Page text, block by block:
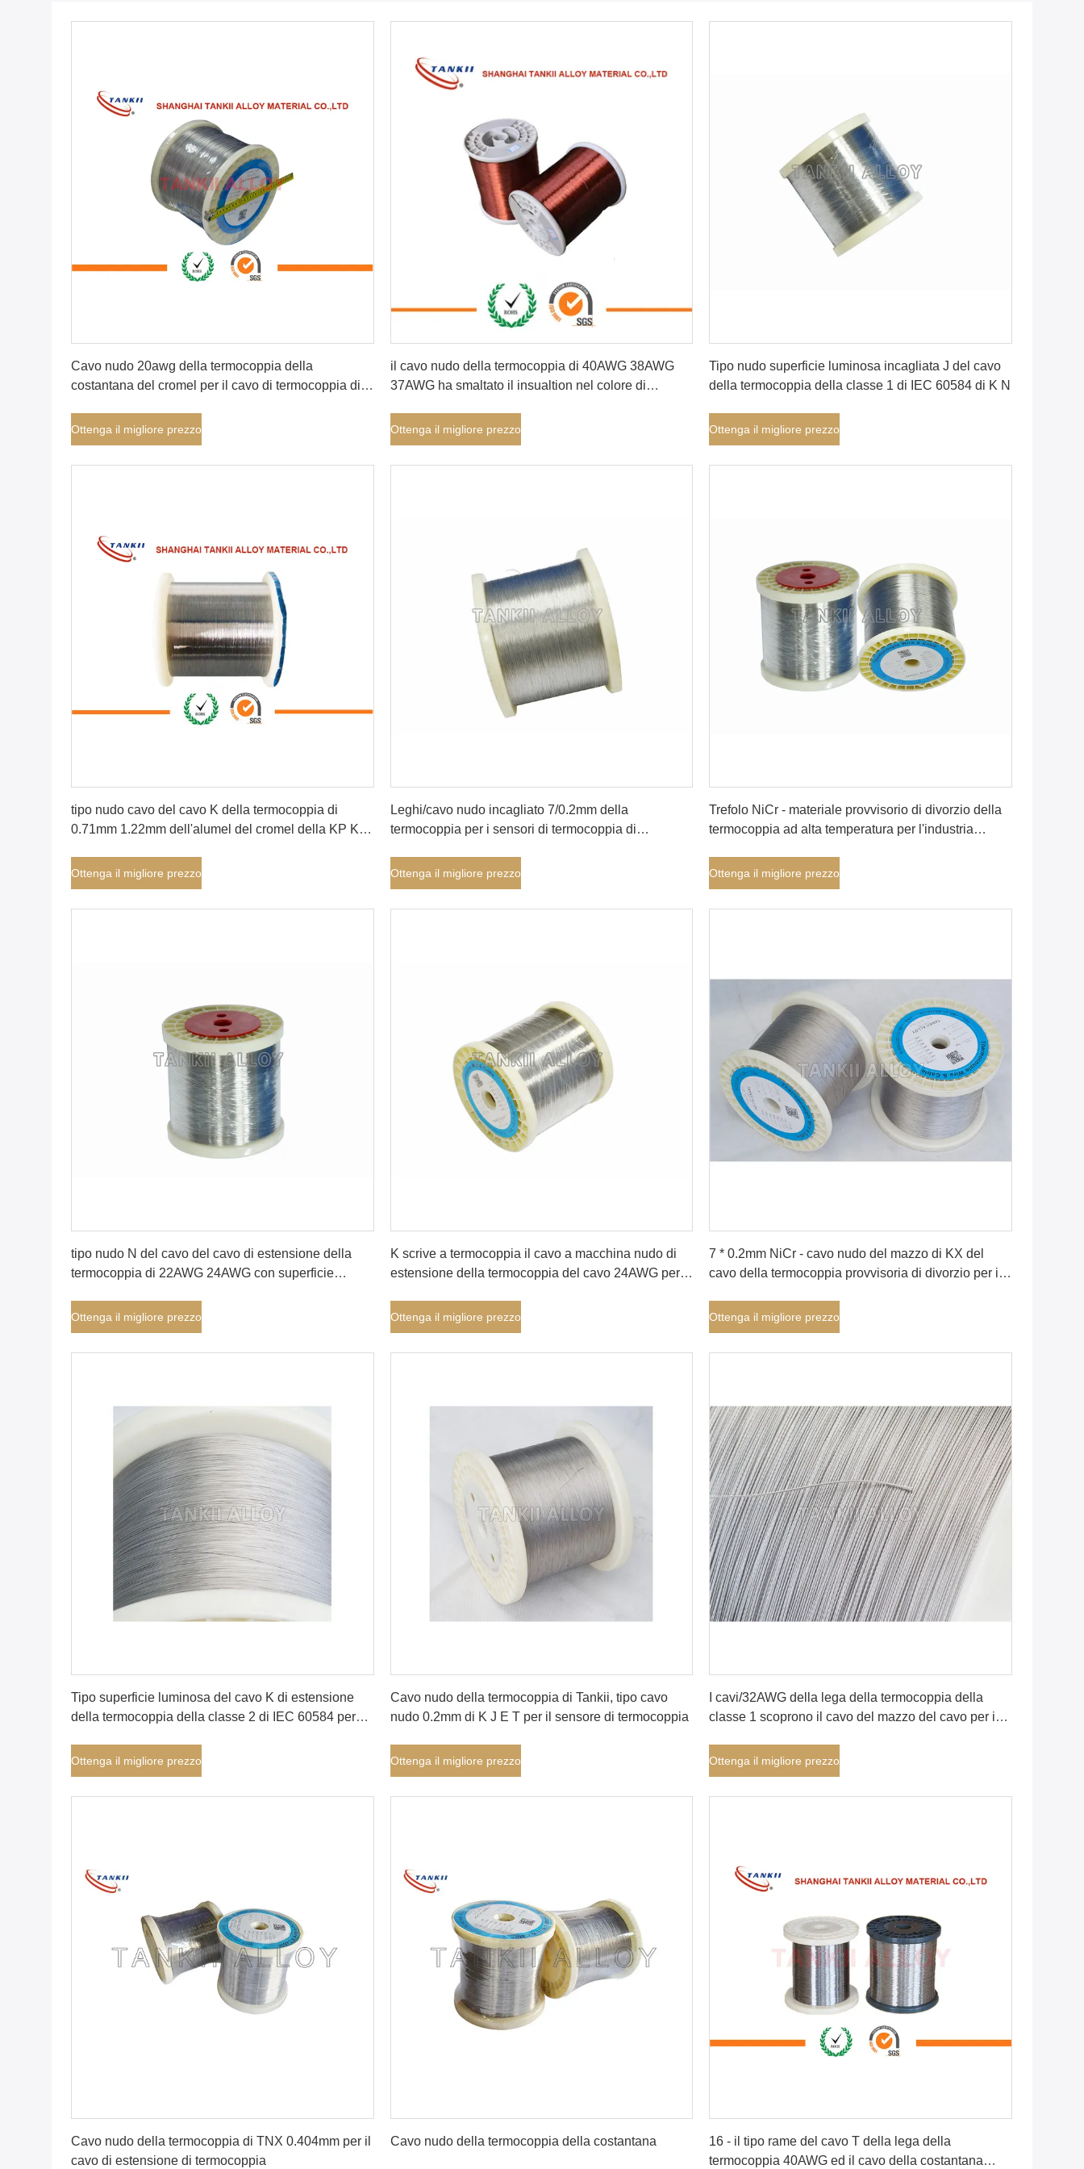
Cavo nudo 20awg della termocoppia della
costantana del cromel per il cavo di termocoppia di
Ottenga il migliore prezzo
il cavo nudo della termocoppia di 40AWG 38AWG
37AWG ha smaltato il insualtion nel colore di
Ottenga il migliore prezzo
Tipo nudo superficie luminosa incagliata J del cavo
della termocoppia della classe 1 di IEC 60584 di K N
Ottenga il migliore prezzo
tipo nudo cavo del cavo K della termocoppia di
0.71mm 1.22mm dell'alumel del cromel della KP KN
Ottenga il migliore prezzo
Leghi/cavo nudo incagliato 7/0.2mm della
termocoppia per i sensori di termocoppia di
Ottenga il migliore prezzo
Trefolo NiCr - materiale provvisorio di divorzio della
termocoppia ad alta temperatura per l'industria
Ottenga il migliore prezzo
tipo nudo N del cavo del cavo di estensione della
termocoppia di 22AWG 24AWG con superficie
Ottenga il migliore prezzo
K scrive a termocoppia il cavo a macchina nudo di
estensione della termocoppia del cavo 24AWG per
Ottenga il migliore prezzo
7 * 0.2mm NiCr - cavo nudo del mazzo di KX del
cavo della termocoppia provvisoria di divorzio per il
Ottenga il migliore prezzo
Tipo superficie luminosa del cavo K di estensione
della termocoppia della classe 2 di IEC 60584 per
Ottenga il migliore prezzo
Cavo nudo della termocoppia di Tankii, tipo cavo
nudo 0.2mm di K J E T per il sensore di termocoppia
Ottenga il migliore prezzo
I cavi/32AWG della lega della termocoppia della
classe 1 scoprono il cavo del mazzo del cavo per i
Ottenga il migliore prezzo
Cavo nudo della termocoppia di TNX 0.404mm per il
cavo di estensione di termocoppia
Cavo nudo della termocoppia della costantana
16 - il tipo rame del cavo T della lega della
termocoppia 40AWG ed il cavo della costantana